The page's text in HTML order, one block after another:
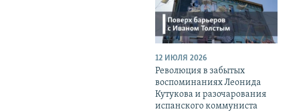
12 ИЮЛЯ 2026
Революция в забытых
воспоминаниях Леонида
Кутукова и разочарования
испанского коммуниста